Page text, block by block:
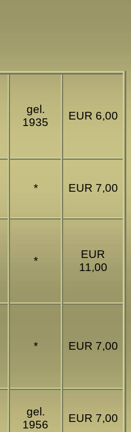
gel.
1935
EUR 6,00
* EUR 7,00
*
EUR
11,00
* EUR 7,00
gel.
1956
EUR 7,00